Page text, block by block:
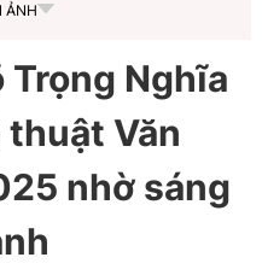
ẢNH
Nghĩa
thuật Văn
nhờ sáng